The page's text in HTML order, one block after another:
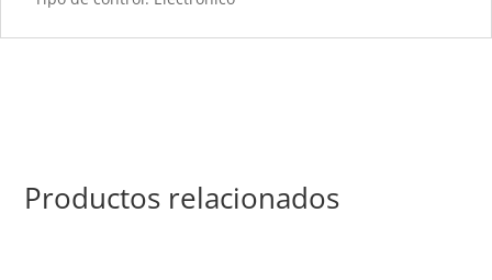
Productos relacionados